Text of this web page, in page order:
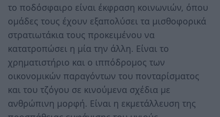
το ποδόσφαιρο είναι έκφραση κοινωνιών, όπου
ομάδες τους έχουν εξαπολύσει τα μισθοφορικά
στρατιωτάκια τους προκειμένου να
κατατροπώσει η μία την άλλη. Είναι το
χρηματιστήριο και ο ιππόδρομος των
οικονομικών παραγόντων του πονταρίσματος
και του τζόγου σε κινούμενα σχέδια με
ανθρώπινη μορφή. Είναι η εκμετάλλευση της